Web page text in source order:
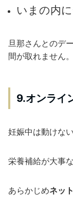
いまの内
旦那さんとのデ
間が取れません
9.オンライ
妊娠中は動けな
栄養補給が大事
あらかじめネッ